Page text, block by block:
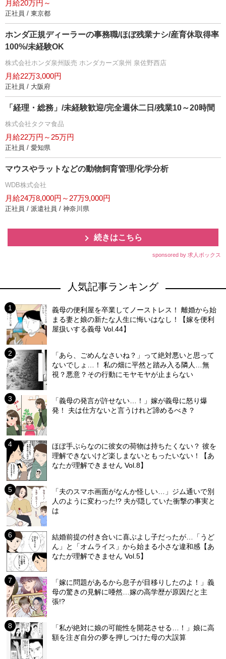
月給20万円～
正社員 / 東京都
ホンダ正規ディーラーの事務職/ほぼ残業ナシ/産育休取得率
100%/未経験OK
株式会社ホンダ泉州販売 ホンダカーズ泉州 泉佐野西店
月給22万3,000円
正社員 / 大阪府
「経理・総務」/未経験歓迎/完全週休二日/残業10～20時間
株式会社タクマ食品
月給22万円～25万円
正社員 / 愛知県
マウスやラットなどの動物飼育管理/化学分析
WDB株式会社
月給24万8,000円～27万9,000円
正社員 / 派遣社員 / 神奈川県
続きはこちら
sponsored by 求人ボックス
人気記事ランキング
義母の便利屋を卒業してノーストレス！ 離婚から始
まる妻と娘の新たな人生に悔いはなし！【嫁を便利
屋扱いする義母 Vol.44】
「あら、ごめんなさいね？」って絶対悪いと思って
ないでしょ…！ 私の畑に平然と踏み入る隣人…無
視？悪意？その行動にモヤモヤが止まらない
「義母の発言が許せない…！」嫁が義母に怒り爆
発！ 夫は仕方ないと言うけれど諦めるべき？
ほぼ手ぶらなのに彼女の荷物は持ちたくない？ 彼を
理解できないけど楽しまないともったいない！【あ
なたが理解できません Vol.8】
「夫のスマホ画面がなんか怪しい…」ジム通いで別
人のように変わった!? 夫が隠していた衝撃の事実と
は
結婚前提の付き合いに喜ぶよし子だったが…「うど
ん」と「オムライス」から始まる小さな違和感【あ
なたが理解できません Vol.5】
「嫁に問題があるから息子が目移りしたのよ！」義
母の驚きの見解に唖然…嫁の高学歴が原因だと主
張!?
「私が絶対に娘の可能性を開花させる…！」娘に高
額を注ぎ自分の夢を押しつけた母の大誤算